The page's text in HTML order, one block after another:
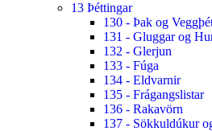
13 Þéttingar
130 - Þak og
131 - Gluggar og
132 - Glerjun
133 - Fúga
134 - Eldvarnir
135 - Frágangslistar
136 - Rakavörn
137 - Sökkuldúkur